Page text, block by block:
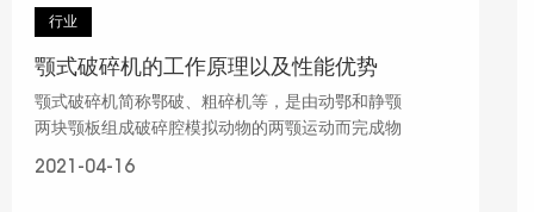
行业
颚式破碎机的工作原理以及性能优势
颚式破碎机简称鄂破、粗碎机等，是由动鄂和静颚
两块颚板组成破碎腔模拟动物的两颚运动而完成物
2021-04-16